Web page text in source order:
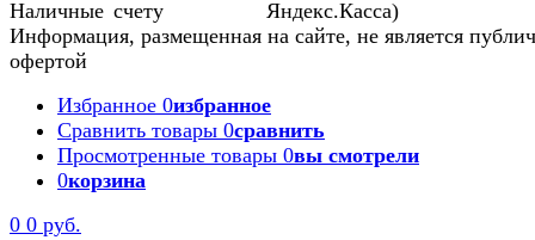
Информация, размещенная на сайте, не является
офертой
Избранное 0избранное
Сравнить товары 0сравнить
Просмотренные товары 0вы смотрели
0корзина
0 0 руб.